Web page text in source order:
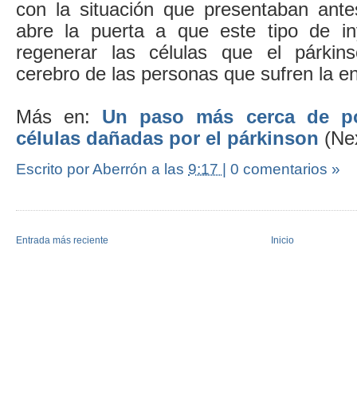
con la situación que presentaban
abre la puerta a que este tipo de
regenerar las células que el
cerebro de las personas que sufren la
Más en: Un paso más cerca de
células dañadas por el párkinson
Escrito por Aberrón a las 9:17 | 0 comentarios »
Entrada más reciente Inicio